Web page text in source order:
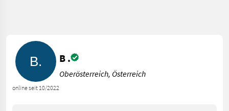
online seit 10/2022
B .
Oberösterreich, Österreich